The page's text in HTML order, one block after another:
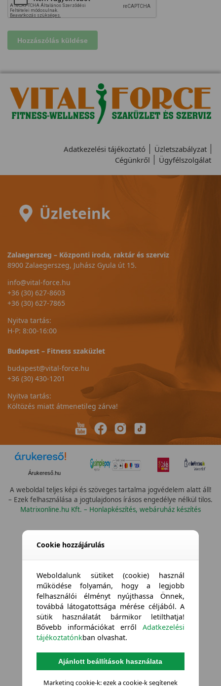
Adatkezelési tájékoztató
Üzletszabályzat
Cégünkről
Ügyfélszolgálat
Üzleteink
Zalaegerszeg – Központi iroda, raktár és szerviz
8900 Zalaegerszeg, Juhász Gyula út 15.
info@vital-force.hu
+36 (30) 627-8603
+36 (30) 627-7865
Nyitva tartás:
H-P: 8:00-16:00
Budapest – Fitness szaküzlet
budapest@vital-force.hu
+36 (30) 430-1201
Nyitva tartás:
Költözés miatt átmenetileg zárva!
Árukereső.hu
A weboldal teljes képi és szöveges tartalma jogvédelem alatt áll!
– Ezek felhasználása a jogtulajdonos írásos engedélye nélkül tilos.
Matrixonline.hu Kft. – Honlapkészítés, webáruház készítés
Cookie hozzájárulás
Weboldalunk sütiket (cookie) használ
működése folyamán, hogy a legjobb
felhasználói élményt nyújthassa Önnek,
továbbá látogatottsága mérése céljából. A
sütik használatát bármikor letilthatja!
Bővebb információkat errőlAdatkezelési
tájékoztatónkban olvashat.
Ajánlott beállítások használata
Marketing cookie-k: ezek a cookie-k segítenek